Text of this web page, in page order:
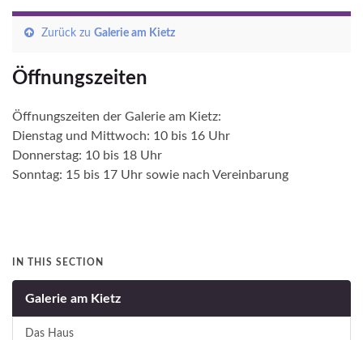
Zurück zu Galerie am Kietz
Öffnungszeiten
Öffnungszeiten der Galerie am Kietz:
Dienstag und Mittwoch: 10 bis 16 Uhr
Donnerstag: 10 bis 18 Uhr
Sonntag: 15 bis 17 Uhr sowie nach Vereinbarung
IN THIS SECTION
Galerie am Kietz
Das Haus